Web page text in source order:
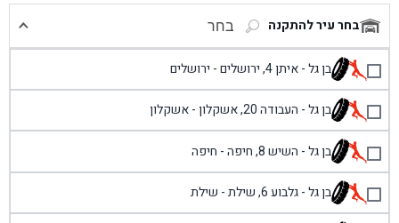
בחר עיר להתקנה בחר
בן גל - איתן 4, ירושלים - ירושלים
בן גל - העבודה 20, אשקלון - אשקלון
בן גל - השיש 8, חיפה - חיפה
בן גל - גלבוע 6, שילת - שילת